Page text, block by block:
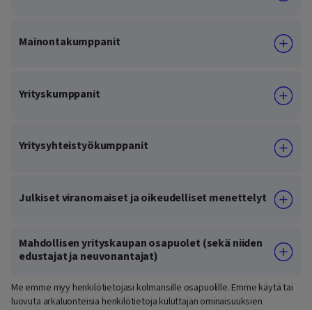
Mainontakumppanit
Yrityskumppanit
Yritysyhteistyökumppanit
Julkiset viranomaiset ja oikeudelliset menettelyt
Mahdollisen yrityskaupan osapuolet (sekä niiden
edustajat ja neuvonantajat)
Me emme myy henkilötietojasi kolmansille osapuolille. Emme käytä tai
luovuta arkaluonteisia henkilötietoja kuluttajan ominaisuuksien